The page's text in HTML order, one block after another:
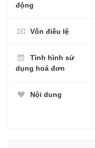
động
Vốn điều lệ
Tình hình sử
dụng hoá đơn
Nội dung